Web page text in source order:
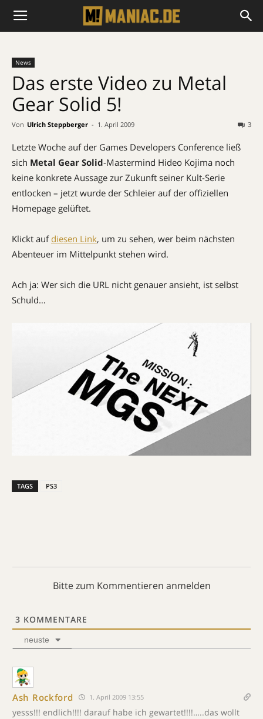
News
Das erste Video zu Metal
Gear Solid 5!
Von Ulrich Steppberger - 1. April 2009 3
Letzte Woche auf der Games Developers Conference ließ
sich Metal Gear Solid-Mastermind Hideo Kojima noch
keine konkrete Aussage zur Zukunft seiner Kult-Serie
entlocken – jetzt wurde der Schleier auf der offiziellen
Homepage gelüftet.
Klickt auf diesen Link, um zu sehen, wer beim nächsten
Abenteuer im Mittelpunkt stehen wird.
Ach ja: Wer sich die URL nicht genauer ansieht, ist selbst
Schuld…
TAGS PS3
Bitte zum Kommentieren anmelden
3 KOMMENTARE
neuste
Ash Rockford 1. April 2009 13:55
yesss!!! endlich!!!! darauf habe ich gewartet!!!!…..das wollt